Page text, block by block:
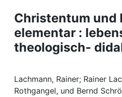
Projects
People
Awards
Christentum und
elementar :
theologisch-
Lachmann, Rainer; Rainer
Rothgangel, und Bernd